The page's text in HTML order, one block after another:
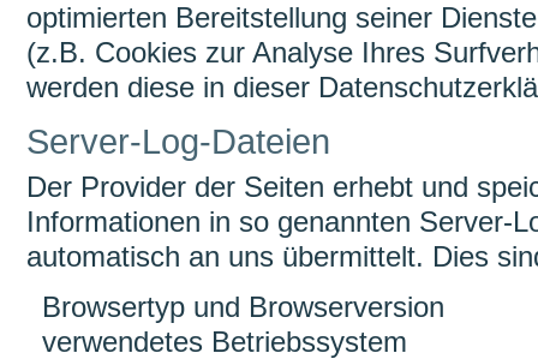
optimierten Bereitstellung seiner
(z.B. Cookies zur Analyse Ihres
werden diese in dieser
Server-Log-Dateien
Der Provider der Seiten erhebt und
Informationen in so genannten Server-
automatisch an uns übermittelt. Dies
Browsertyp und Browserversion
verwendetes Betriebssystem